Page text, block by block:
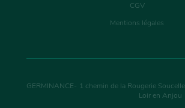
CGV
Mentions légales
GERMINANCE- 1 chemin de la Rougerie
Loir en Anjou